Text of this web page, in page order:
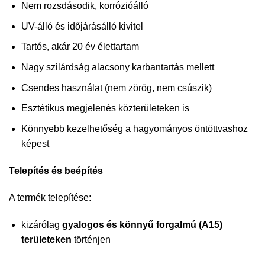
Nem rozsdásodik, korrózióálló
UV-álló és időjárásálló kivitel
Tartós, akár 20 év élettartam
Nagy szilárdság alacsony karbantartás mellett
Csendes használat (nem zörög, nem csúszik)
Esztétikus megjelenés közterületeken is
Könnyebb kezelhetőség a hagyományos öntöttvashoz
képest
Telepítés és beépítés
A termék telepítése:
kizárólag gyalogos és könnyű forgalmú (A15)
területeken történjen